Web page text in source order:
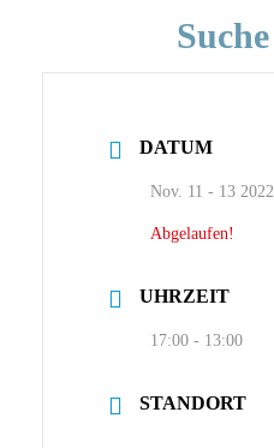
Suche
DATUM
Nov. 11 - 13 2022
Abgelaufen!
UHRZEIT
17:00 - 13:00
STANDORT